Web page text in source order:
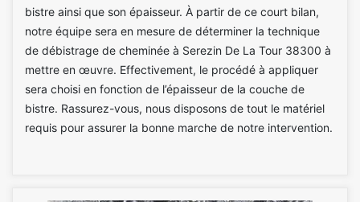
bistre ainsi que son épaisseur. À partir de ce court bilan,
notre équipe sera en mesure de déterminer la technique
de débistrage de cheminée à Serezin De La Tour 38300 à
mettre en œuvre. Effectivement, le procédé à appliquer
sera choisi en fonction de l’épaisseur de la couche de
bistre. Rassurez-vous, nous disposons de tout le matériel
requis pour assurer la bonne marche de notre intervention.